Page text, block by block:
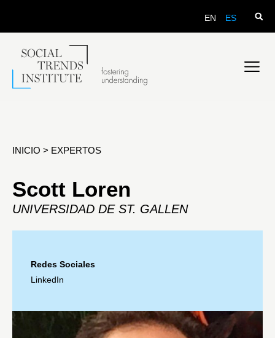
EN ES
INICIO > EXPERTOS
Scott Loren
UNIVERSIDAD DE ST. GALLEN
Redes Sociales
LinkedIn